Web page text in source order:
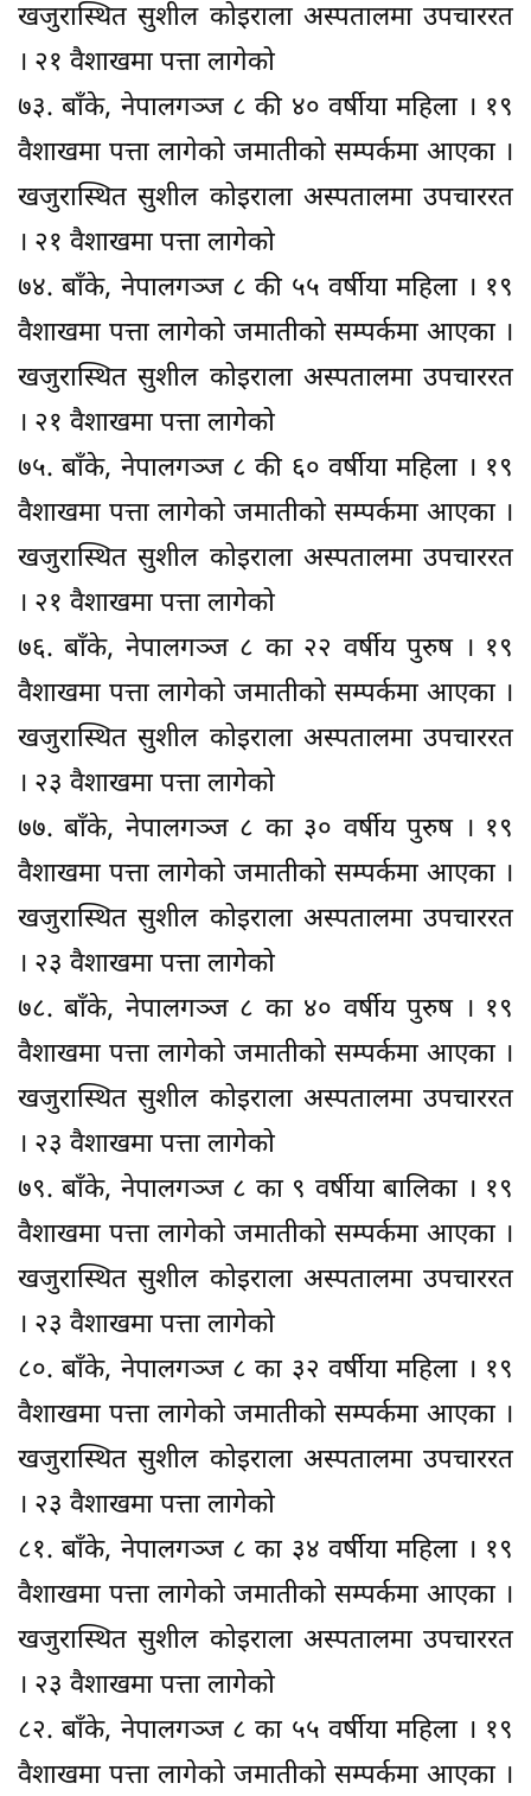
खजुरास्थित सुशील कोइराला अस्पतालमा उपचाररत
। २१ वैशाखमा पत्ता लागेको
७३. बाँके, नेपालगञ्ज ८ की ४० वर्षीया महिला । १९
वैशाखमा पत्ता लागेको जमातीको सम्पर्कमा आएका ।
खजुरास्थित सुशील कोइराला अस्पतालमा उपचाररत
। २१ वैशाखमा पत्ता लागेको
७४. बाँके, नेपालगञ्ज ८ की ५५ वर्षीया महिला । १९
वैशाखमा पत्ता लागेको जमातीको सम्पर्कमा आएका ।
खजुरास्थित सुशील कोइराला अस्पतालमा उपचाररत
। २१ वैशाखमा पत्ता लागेको
७५. बाँके, नेपालगञ्ज ८ की ६० वर्षीया महिला । १९
वैशाखमा पत्ता लागेको जमातीको सम्पर्कमा आएका ।
खजुरास्थित सुशील कोइराला अस्पतालमा उपचाररत
। २१ वैशाखमा पत्ता लागेको
७६. बाँके, नेपालगञ्ज ८ का २२ वर्षीय पुरुष । १९
वैशाखमा पत्ता लागेको जमातीको सम्पर्कमा आएका ।
खजुरास्थित सुशील कोइराला अस्पतालमा उपचाररत
। २३ वैशाखमा पत्ता लागेको
७७. बाँके, नेपालगञ्ज ८ का ३० वर्षीय पुरुष । १९
वैशाखमा पत्ता लागेको जमातीको सम्पर्कमा आएका ।
खजुरास्थित सुशील कोइराला अस्पतालमा उपचाररत
। २३ वैशाखमा पत्ता लागेको
७८. बाँके, नेपालगञ्ज ८ का ४० वर्षीय पुरुष । १९
वैशाखमा पत्ता लागेको जमातीको सम्पर्कमा आएका ।
खजुरास्थित सुशील कोइराला अस्पतालमा उपचाररत
। २३ वैशाखमा पत्ता लागेको
७९. बाँके, नेपालगञ्ज ८ का ९ वर्षीया बालिका । १९
वैशाखमा पत्ता लागेको जमातीको सम्पर्कमा आएका ।
खजुरास्थित सुशील कोइराला अस्पतालमा उपचाररत
। २३ वैशाखमा पत्ता लागेको
८०. बाँके, नेपालगञ्ज ८ का ३२ वर्षीया महिला । १९
वैशाखमा पत्ता लागेको जमातीको सम्पर्कमा आएका ।
खजुरास्थित सुशील कोइराला अस्पतालमा उपचाररत
। २३ वैशाखमा पत्ता लागेको
८१. बाँके, नेपालगञ्ज ८ का ३४ वर्षीया महिला । १९
वैशाखमा पत्ता लागेको जमातीको सम्पर्कमा आएका ।
खजुरास्थित सुशील कोइराला अस्पतालमा उपचाररत
। २३ वैशाखमा पत्ता लागेको
८२. बाँके, नेपालगञ्ज ८ का ५५ वर्षीया महिला । १९
वैशाखमा पत्ता लागेको जमातीको सम्पर्कमा आएका ।